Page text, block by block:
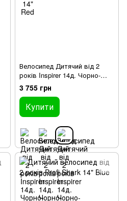
Велосипед Дитячий від 2
років Inspirer 14д. Чорно-
червоний
3 755 грн
Купити